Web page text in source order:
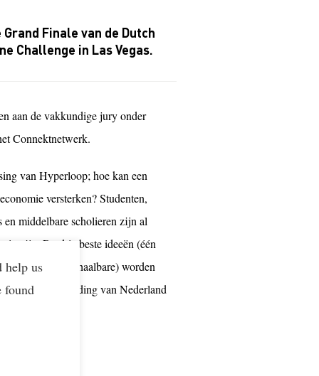
Finale van de Dutch
Challenge in Las Vegas.
aan de vakkundige jury onder
Connektnetwerk.
van Hyperloop; hoe kan een
versterken? Studenten,
en middelbare scholieren zijn al
zijn. De drie beste ideeën (één
economisch haalbare) worden
nationale inzending van Nederland
help us
found